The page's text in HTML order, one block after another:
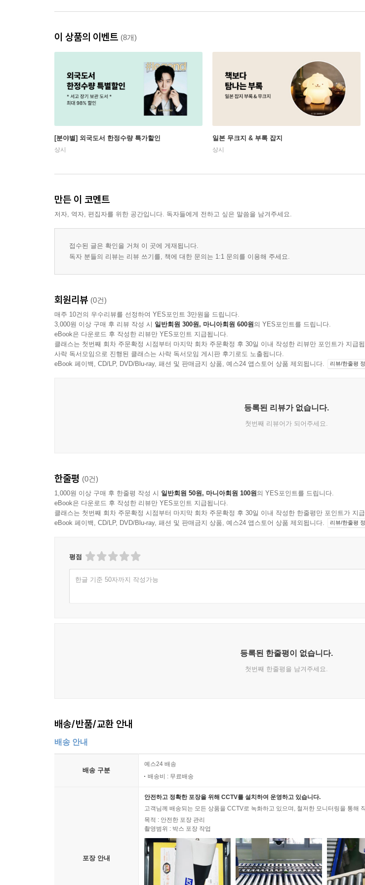
이 상품의 이벤트 (8개)
[분야별] 외국도서 한정수량 특가할인
상시
일본 무크지 & 부록 잡지
상시
만든 이 코멘트
저자, 역자, 편집자를 위한 공간입니다. 독자들에게 전하고 싶은 말씀을 남겨주세요.
접수된 글은 확인을 거쳐 이 곳에 게재됩니다.
독자 분들의 리뷰는 리뷰 쓰기를, 책에 대한 문의는 1:1 문의를 이용해 주세요.
회원리뷰 (0건)
매주 10건의 우수리뷰를 선정하여 YES포인트 3만원을 드립니다.
3,000원 이상 구매 후 리뷰 작성 시 일반회원 300원, 마니아회원 600원의 YES포인트를 드립니다.
eBook은 다운로드 후 작성한 리뷰만 YES포인트 지급됩니다.
클래스는 첫번째 회차 주문확정 시점부터 마지막 회차 주문확정 후 30일 이내 작성한 리뷰만 포인트가 지급
사락 독서모임으로 진행된 클래스는 사락 독서모임 게시판 후기로도 노출됩니다.
eBook 페이백, CD/LP, DVD/Blu-ray, 패션 및 판매금지 상품, 예스24 앱스토어 상품 제외됩니다.
리뷰/한줄평
등록된 리뷰가 없습니다.
첫번째 리뷰어가 되어주세요.
한줄평 (0건)
1,000원 이상 구매 후 한줄평 작성 시 일반회원 50원, 마니아회원 100원의 YES포인트를 드립니다.
eBook은 다운로드 후 작성한 리뷰만 YES포인트 지급됩니다.
클래스는 첫번째 회차 주문확정 시점부터 마지막 회차 주문확정 후 30일 이내 작성한 한줄평만 포인트가 지
eBook 페이백, CD/LP, DVD/Blu-ray, 패션 및 판매금지 상품, 예스24 앱스토어 상품 제외됩니다.
리뷰/한줄평
평점
한글 기준 50자까지 작성가능
등록된 한줄평이 없습니다.
첫번째 한줄평을 남겨주세요.
배송/반품/교환 안내
배송 안내
배송 구분
예스24 배송
배송비 : 무료배송
포장 안내
안전하고 정확한 포장을 위해 CCTV를 설치하여 운영하고 있습니다.
고객님께 배송되는 모든 상품을 CCTV로 녹화하고 있으며, 철저한 모니터링을 통해
목적 : 안전한 포장 관리
촬영범위 : 박스 포장 작업